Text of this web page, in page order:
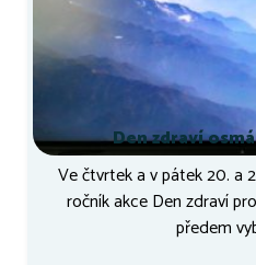
Den zdraví
Ve čtvrtek a v pátek 20. a
ročník akce Den zdraví
předem